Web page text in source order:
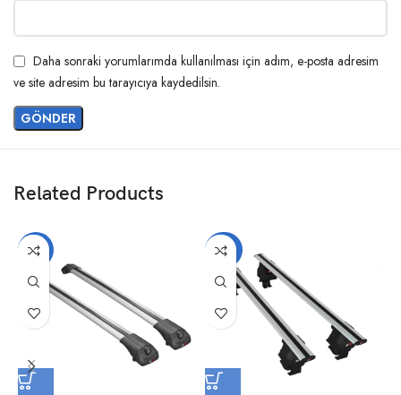
Daha sonraki yorumlarımda kullanılması için adım, e-posta adresim
ve site adresim bu tarayıcıya kaydedilsin.
Related Products
-17% -20%